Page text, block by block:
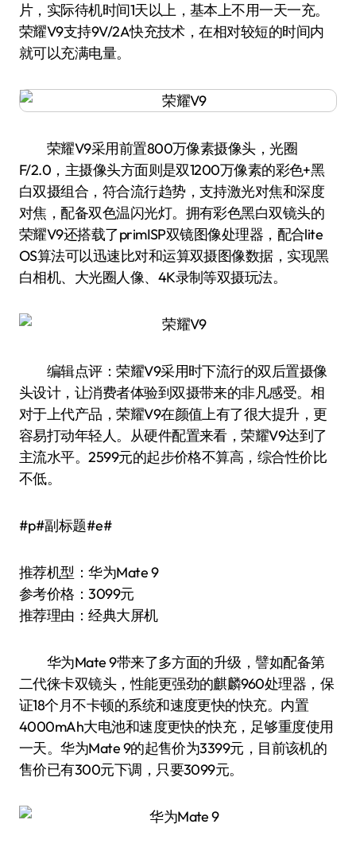
片，实际待机时间1天以上，基本上不用一天一充。
荣耀V9支持9V/2A快充技术，在相对较短的时间内
就可以充满电量。
荣耀V9采用前置800万像素摄像头，光圈
F/2.0，主摄像头方面则是双1200万像素的彩色+黑
白双摄组合，符合流行趋势，支持激光对焦和深度
对焦，配备双色温闪光灯。拥有彩色黑白双镜头的
荣耀V9还搭载了primISP双镜图像处理器，配合lite
OS算法可以迅速比对和运算双摄图像数据，实现黑
白相机、大光圈人像、4K录制等双摄玩法。
编辑点评：荣耀V9采用时下流行的双后置摄像
头设计，让消费者体验到双摄带来的非凡感受。相
对于上代产品，荣耀V9在颜值上有了很大提升，更
容易打动年轻人。从硬件配置来看，荣耀V9达到了
主流水平。2599元的起步价格不算高，综合性价比
不低。
#p#副标题#e#
推荐机型：华为Mate 9
参考价格：3099元
推荐理由：经典大屏机
华为Mate 9带来了多方面的升级，譬如配备第
二代徕卡双镜头，性能更强劲的麒麟960处理器，保
证18个月不卡顿的系统和速度更快的快充。内置
4000mAh大电池和速度更快的快充，足够重度使用
一天。华为Mate 9的起售价为3399元，目前该机的
售价已有300元下调，只要3099元。